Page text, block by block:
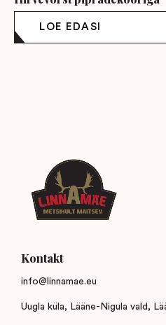
Kontakt
info@linnamae.eu
Uugla küla, Lääne-Nigula vald,